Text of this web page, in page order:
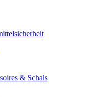
& Schals